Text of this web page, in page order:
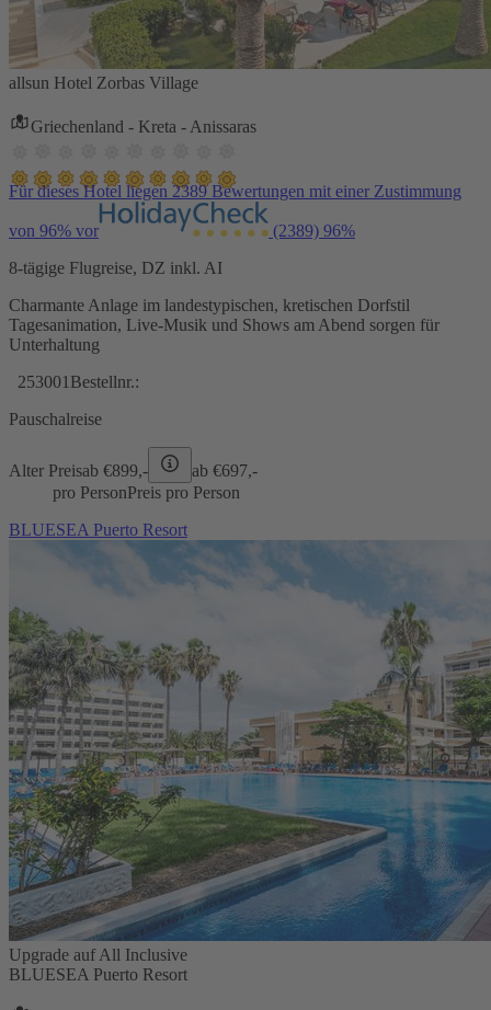
allsun Hotel Zorbas Village
Griechenland - Kreta - Anissaras
Für dieses Hotel liegen 2389 Bewertungen mit einer Zustimmung
von 96% vor (2389) 96%
8-tägige Flugreise, DZ inkl. AI
Charmante Anlage im landestypischen, kretischen Dorfstil
Tagesanimation, Live-Musik und Shows am Abend sorgen für
Unterhaltung
253001 Bestellnr.:
Pauschalreise
Alter Preisab €899,- ab €697,-
pro PersonPreis pro Person
BLUESEA Puerto Resort
Upgrade auf All Inclusive
BLUESEA Puerto Resort